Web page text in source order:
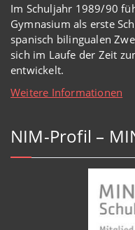
Im Schuljahr 1989/90
Gymnasium als erste
spanisch bilingualen
sich im Laufe der Zeit
entwickelt.
Weitere Informationen
NIM-Profil –